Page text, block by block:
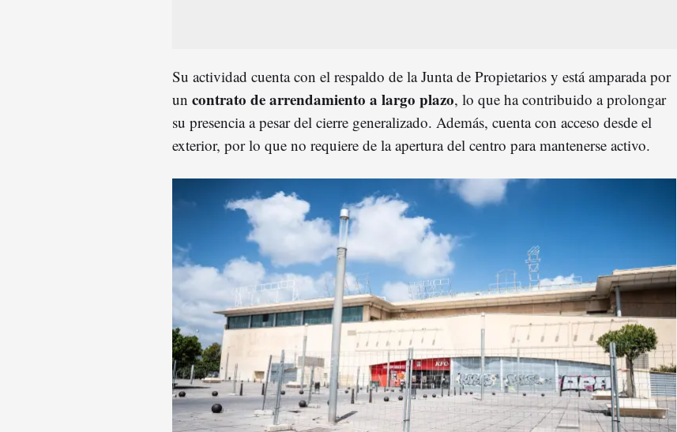
Su actividad cuenta con el respaldo de la Junta de Propietarios y está amparada por
un contrato de arrendamiento a largo plazo, lo que ha contribuido a prolongar
su presencia a pesar del cierre generalizado. Además, cuenta con acceso desde el
exterior, por lo que no requiere de la apertura del centro para mantenerse activo.